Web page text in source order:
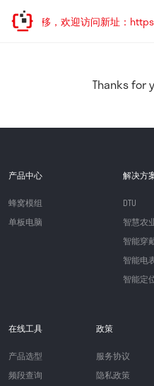
址已迁移，欢迎访问新址：
Thanks for
产品中心
蜂窝模组
单板电脑
解决方
DTU
智慧农
智能穿
智能电
智能定
在线工具
产品选型
频段查询
政策
服务协议
隐私政策